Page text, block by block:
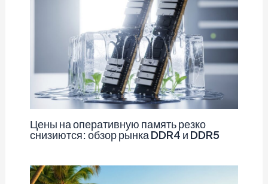
Цены на оперативную память резко
снизиются: обзор рынка DDR4 и DDR5